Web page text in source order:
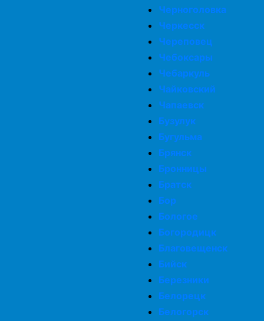
Черноголовка
Черкесск
Череповец
Чебоксары
Чебаркуль
Чайковский
Чапаевск
Бузулук
Бугульма
Брянск
Бронницы
Братск
Бор
Бологое
Богородицк
Благовещенск
Бийск
Березники
Белорецк
Белогорск